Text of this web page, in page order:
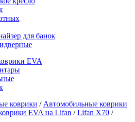
для банок
EVA
коврики / Автомобильные коврики
EVA на Lifan /Lifan X70 /